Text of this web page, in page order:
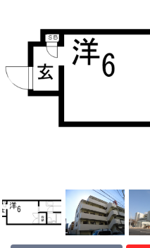
高級賃貸
リノベーション物件
ペット飼育可能
地域から探す
地図から探す